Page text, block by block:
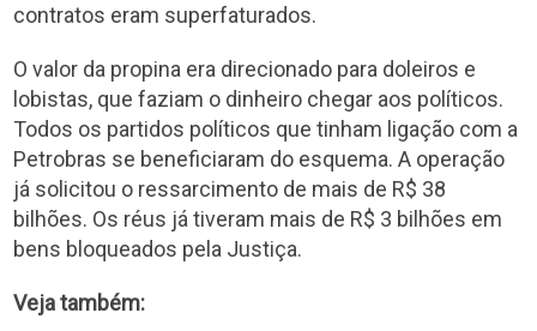
contratos eram superfaturados.
O valor da propina era direcionado para doleiros e
lobistas, que faziam o dinheiro chegar aos políticos.
Todos os partidos políticos que tinham ligação com a
Petrobras se beneficiaram do esquema. A operação
já solicitou o ressarcimento de mais de R$ 38
bilhões. Os réus já tiveram mais de R$ 3 bilhões em
bens bloqueados pela Justiça.
Veja também: